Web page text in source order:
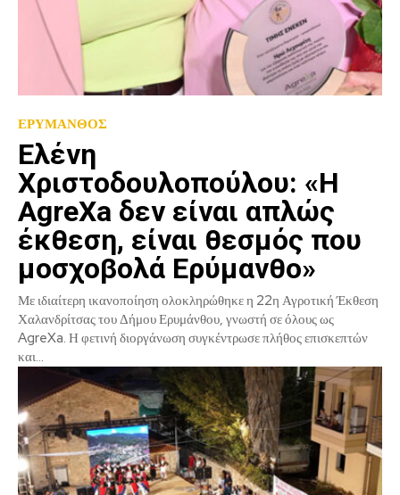
ΕΡΥΜΑΝΘΟΣ
Ελένη
Χριστοδουλοπούλου: «Η
AgreXa δεν είναι απλώς
έκθεση, είναι θεσμός που
μοσχοβολά Ερύμανθο»
Με ιδιαίτερη ικανοποίηση ολοκληρώθηκε η 22η Αγροτική Έκθεση
Χαλανδρίτσας του Δήμου Ερυμάνθου, γνωστή σε όλους ως
AgreXa. Η φετινή διοργάνωση συγκέντρωσε πλήθος επισκεπτών
και...